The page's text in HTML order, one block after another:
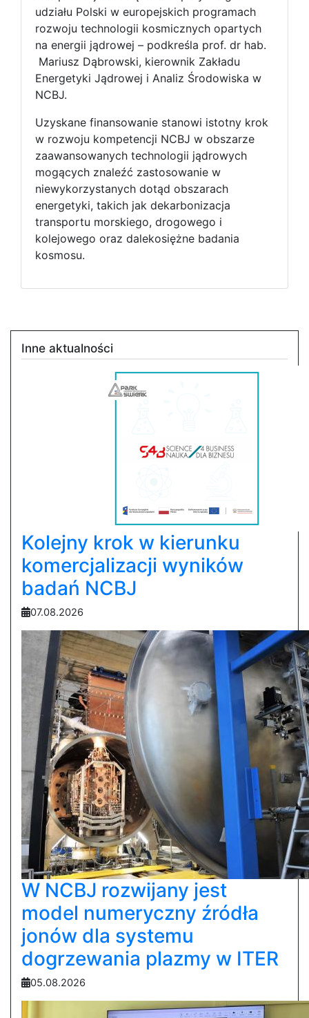
udziału Polski w europejskich programach
rozwoju technologii kosmicznych opartych
na energii jądrowej – podkreśla prof. dr hab.
Mariusz Dąbrowski, kierownik Zakładu
Energetyki Jądrowej i Analiz Środowiska w
NCBJ.
Uzyskane finansowanie stanowi istotny krok
w rozwoju kompetencji NCBJ w obszarze
zaawansowanych technologii jądrowych
mogących znaleźć zastosowanie w
niewykorzystanych dotąd obszarach
energetyki, takich jak dekarbonizacja
transportu morskiego, drogowego i
kolejowego oraz dalekosiężne badania
kosmosu.
Inne aktualności
Kolejny krok w kierunku
komercjalizacji wyników
badań NCBJ
07.08.2026
W NCBJ rozwijany jest
model numeryczny źródła
jonów dla systemu
dogrzewania plazmy w ITER
05.08.2026